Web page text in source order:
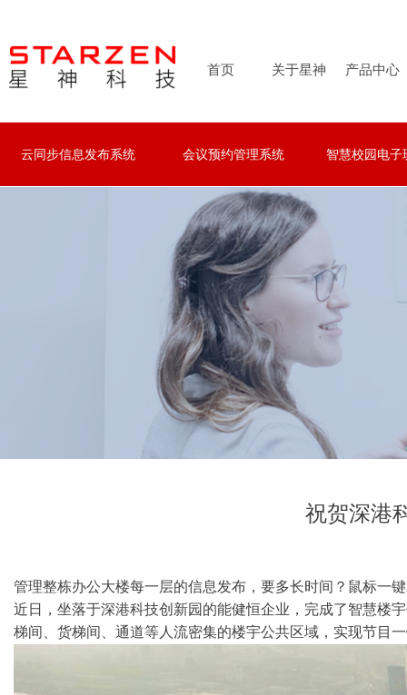
首页 关于星神 产品中心
云同步信息发布系统 会议预约管理系统
会议预约管理系统
智慧校园电子
祝贺深港
管理整栋办公大楼每一层的信息发布，要多长时间？鼠标一
近日，坐落于深港科技创新园的能健恒企业，完成了智慧楼
梯间、货梯间、通道等人流密集的楼宇公共区域，实现节目